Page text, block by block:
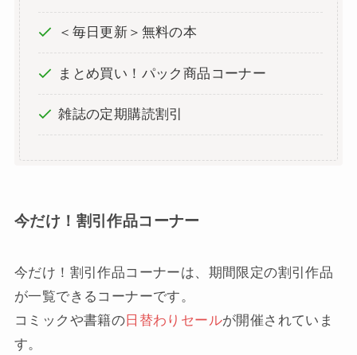
＜毎日更新＞無料の本
まとめ買い！パック商品コーナー
雑誌の定期購読割引
今だけ！割引作品コーナー
今だけ！割引作品コーナーは、期間限定の割引作品
が一覧できるコーナーです。
コミックや書籍の 日替わりセールが開催されていま
す。